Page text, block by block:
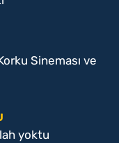
Sineması ve
yoktu